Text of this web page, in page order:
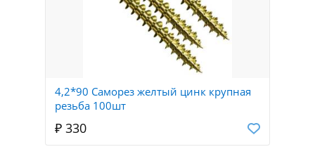
4,2*90 Саморез желтый цинк крупная
резьба 100шт
₽ 330